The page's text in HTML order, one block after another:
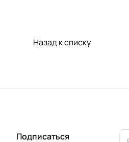
Назад к списку
Подписаться